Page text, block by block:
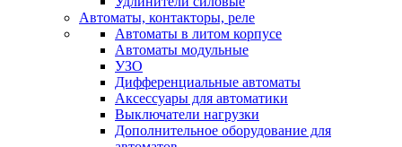
Автоматы, контакторы, реле
Автоматы в литом корпусе
Автоматы модульные
УЗО
Дифференциальные автоматы
Аксессуары для автоматики
Выключатели нагрузки
Дополнительное оборудование для